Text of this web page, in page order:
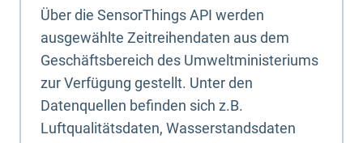
Über die SensorThings API werden
ausgewählte Zeitreihendaten aus dem
Geschäftsbereich des Umweltministeriums
zur Verfügung gestellt. Unter den
Datenquellen befinden sich z.B.
Luftqualitätsdaten, Wasserstandsdaten